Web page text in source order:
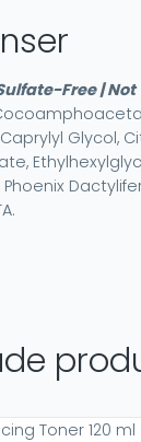
Free |
Glycol,